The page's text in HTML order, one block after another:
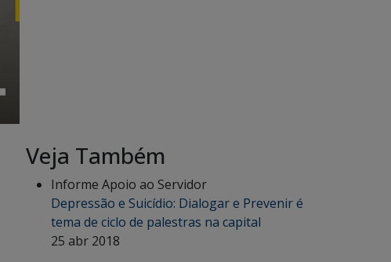
Veja Também
Informe Apoio ao Servidor
Depressão e Suicídio: Dialogar e Prevenir é
tema de ciclo de palestras na capital
25 abr 2018